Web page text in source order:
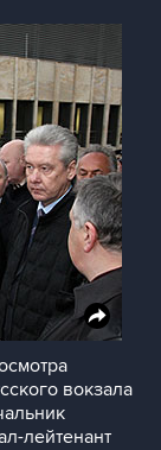
вокзала
лейтенант